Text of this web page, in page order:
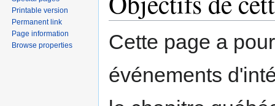
Cette page a
événements
Printable version
Permanent link
Page information
Browse properties